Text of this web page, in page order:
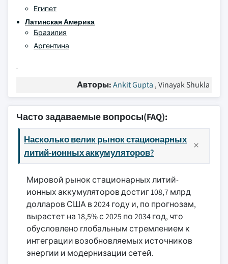
Египет
Латинская Америка
Бразилия
Аргентина
Авторы:Ankit Gupta , Vinayak Shukla
Часто задаваемые вопросы(FAQ):
Насколько велик рынок стационарных
литий-ионных аккумуляторов?
Мировой рынок стационарных литий-
ионных аккумуляторов достиг 108,7 млрд
долларов США в 2024 году и, по прогнозам,
вырастет на 18,5% с 2025 по 2034 год, что
обусловлено глобальным стремлением к
интеграции возобновляемых источников
энергии и модернизации сетей.